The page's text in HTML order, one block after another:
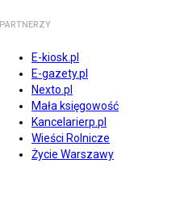
PARTNERZY
E-kiosk.pl
E-gazety.pl
Nexto.pl
Mała księgowość
Kancelarierp.pl
Wieści Rolnicze
Życie Warszawy